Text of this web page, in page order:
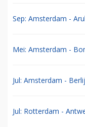
Sep: Amsterdam -
Mei: Amsterdam -
Jul: Amsterdam -
Jul: Rotterdam -